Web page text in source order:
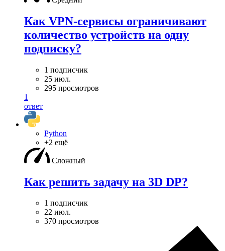
Как VPN-сервисы ограничивают
количество устройств на одну
подписку?
1 подписчик
25 июл.
295 просмотров
1
ответ
Python
+2 ещё
Сложный
Как решить задачу на 3D DP?
1 подписчик
22 июл.
370 просмотров